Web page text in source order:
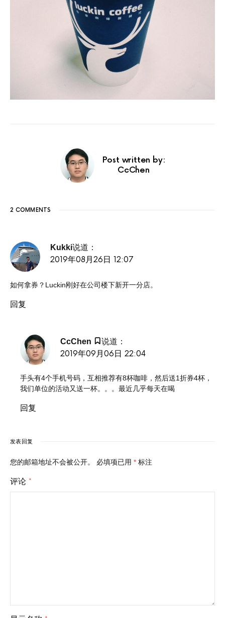
Post written by:
CcChen
2 COMMENTS
Kukki说道：
2019年08月26日 12:07
如何拿券？Luckin刚好在公司楼下新开一分店。
回复
CcChen
说道：
2019年09月06日 22:04
手头有4个手机号码，互相推荐有8杯咖啡，然后送1折券4杯，
我们单位的活动又送一杯。。。最近几乎每天在喝
回复
发表回复
您的邮箱地址不会被公开。 必填项已用 * 标注
评论 *